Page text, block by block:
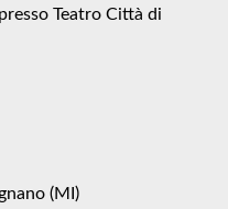
Teatro Città di
(MI)